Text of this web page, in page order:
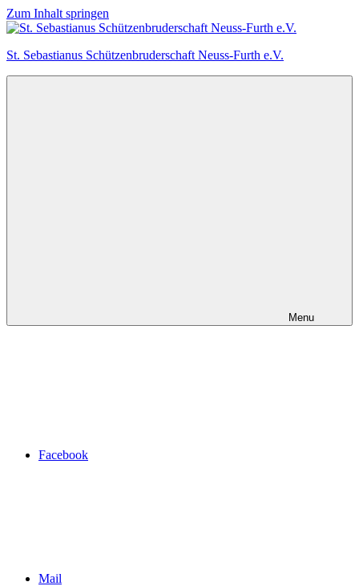
Zum Inhalt springen
St. Sebastianus Schützenbruderschaft Neuss-Furth e.V.
Menu
Facebook
Mail